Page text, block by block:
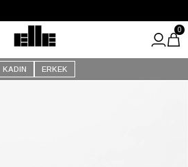
Kargo Ücretsiz!
KADIN ERKEK
0